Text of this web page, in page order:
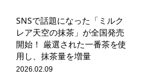
SNSで話題になった「ミルク
レア天空の抹茶」が全国発売
開始！ 厳選された一番茶を使
用し、抹茶量を増量
2026.02.09